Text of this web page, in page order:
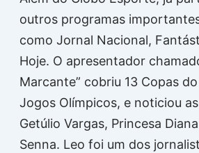
outros programas
como Jornal Nacional,
Hoje. O apresentador
Marcante” cobriu 13 Copas
Jogos Olímpicos, e noticiou
Getúlio Vargas, Princesa
Senna. Leo foi um dos